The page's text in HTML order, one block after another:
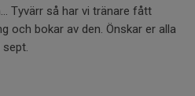
Tyvärr så har vi tränare fått
och bokar av den. Önskar er alla
sept.